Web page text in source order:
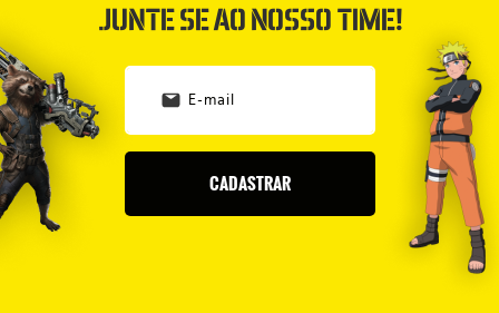
JUNTE SE AO NOSSO TIME!
CADASTRAR